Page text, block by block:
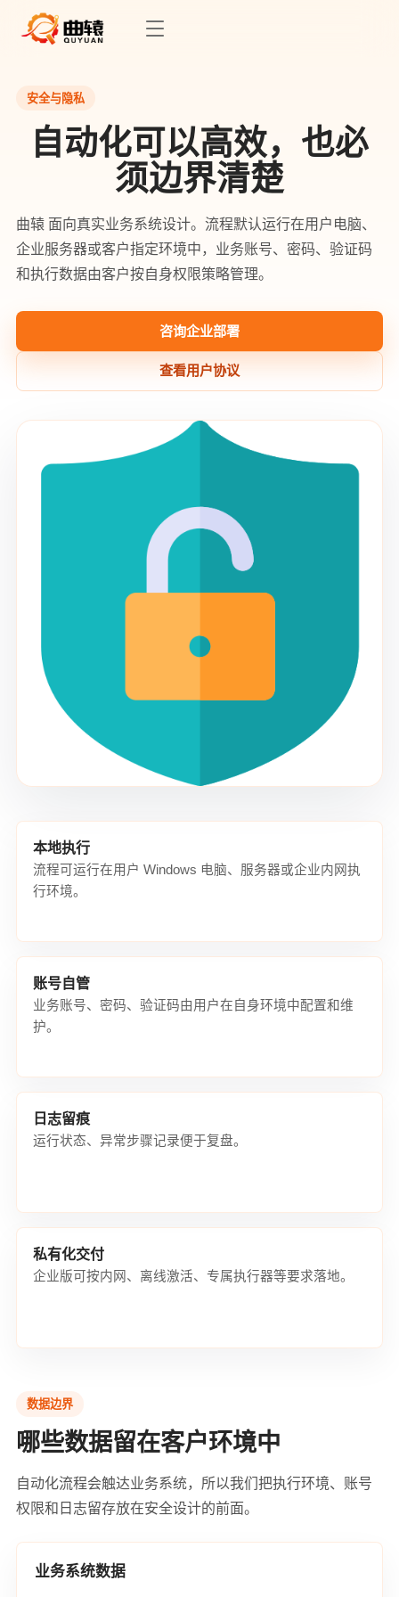
安全与隐私
自动化可以高效，也必
须边界清楚
曲辕 面向真实业务系统设计。流程默认运行在用户电脑、
企业服务器或客户指定环境中，业务账号、密码、验证码
和执行数据由客户按自身权限策略管理。
咨询企业部署
查看用户协议
本地执行
流程可运行在用户 Windows 电脑、服务器或企业内网执
行环境。
账号自管
业务账号、密码、验证码由用户在自身环境中配置和维
护。
日志留痕
运行状态、异常步骤记录便于复盘。
私有化交付
企业版可按内网、离线激活、专属执行器等要求落地。
数据边界
哪些数据留在客户环境中
自动化流程会触达业务系统，所以我们把执行环境、账号
权限和日志留存放在安全设计的前面。
业务系统数据